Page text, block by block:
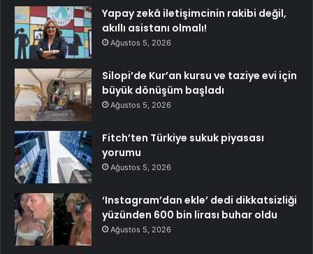
Yapay zekâ iletişimcinin rakibi değil,
akıllı asistanı olmalı!
Ağustos 5, 2026
Silopi’de Kur’an kursu ve taziye evi için
büyük dönüşüm başladı
Ağustos 5, 2026
Fitch’ten Türkiye sukuk piyasası
yorumu
Ağustos 5, 2026
‘Instagram’dan ekle’ dedi dikkatsizliği
yüzünden 600 bin lirası buhar oldu
Ağustos 5, 2026